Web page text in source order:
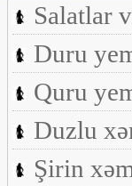
Salatlar
Duru
Quru
Duzlu
Şirin